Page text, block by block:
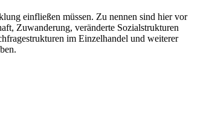
einfließen müssen. Zu nennen sind hier vor
Zuwanderung, veränderte Sozialstrukturen
im Einzelhandel und weiterer